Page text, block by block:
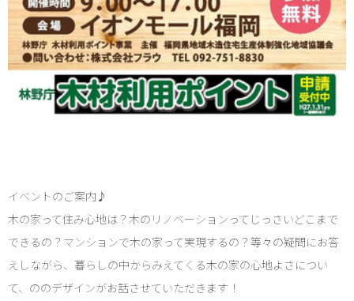
イベントのご案内♪
木の家って住み心地は？木のリノベーションってじっさいどこまで
できるの？マンションで木の家って実現するの？等々の疑問にお答
えしながら、暮らしの中からみえてくる木の家の心地よさについ
て、ののデザインがお話させていただきます！